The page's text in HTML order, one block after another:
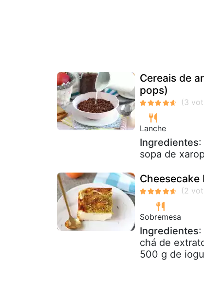
Cereais de
pops)
Lanche
Ingredientes:
sopa de
Sobremesa
Ingredientes:
chá de
500 g de